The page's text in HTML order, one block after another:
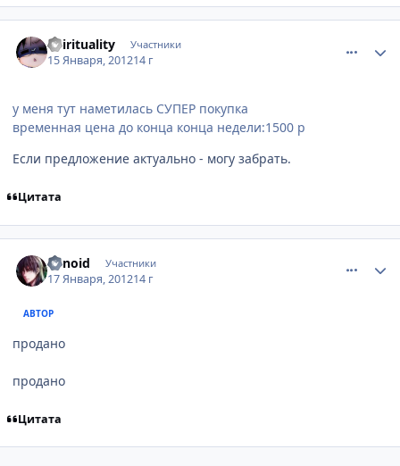
Spirituality Участники
15 Января, 201214 г
у меня тут наметилась СУПЕР покупка
временная цена до конца конца недели:1500 р
Если предложение актуально - могу забрать.
Цитата
sirnoid Участники
17 Января, 201214 г
АВТОР
продано
продано
Цитата